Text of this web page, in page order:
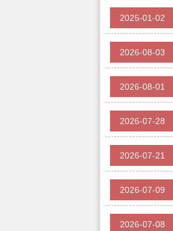
2025-01-02
2026-08-03
2026-08-01
2026-07-28
2026-07-21
2026-07-09
2026-07-08